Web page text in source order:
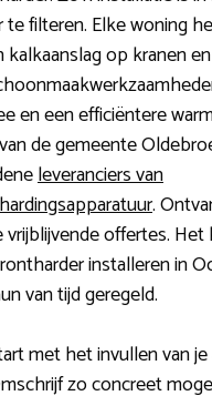
filteren. Elke woning
kalkaanslag op kranen
en een efficiëntere
de gemeente
leveranciers van
.
vrijblijvende offertes.
installeren in
van tijd geregeld.
met het invullen van
zo concreet